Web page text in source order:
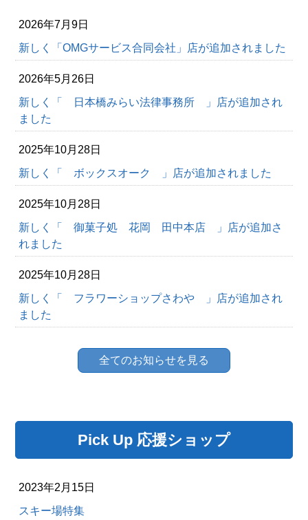
2026年7月9日
新しく「OMGサービス合同会社」店が追加されました
2026年5月26日
新しく「 日本橋みらい法律事務所 」店が追加され
ました
2025年10月28日
新しく「 ボックスオーク 」店が追加されました
2025年10月28日
新しく「 御菓子処 花岡 田中本店 」店が追加さ
れました
2025年10月28日
新しく「 フラワーショップさわや 」店が追加され
ました
全てのお知らせを見る
Pick Up 応援ショップ
2023年2月15日
スキー場特集